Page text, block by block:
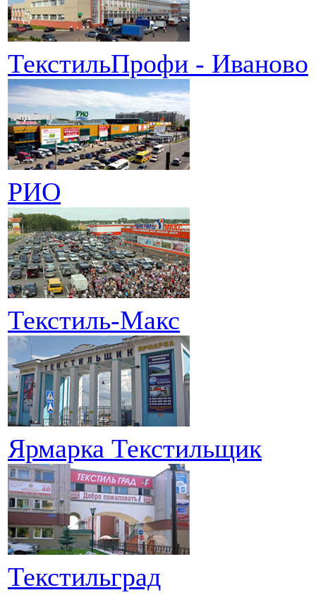
ТекстильПрофи - Иваново
РИО
Текстиль-Макс
Ярмарка Текстильщик
Текстильград